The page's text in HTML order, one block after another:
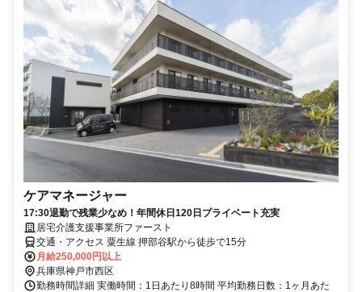
ケアマネージャー
17:30退勤で残業少なめ！年間休日120日プライベート充実
居宅介護支援事業所ファースト
交通・アクセス 粟生線 押部谷駅から徒歩で15分
月給250,000円以上
兵庫県神戸市西区
勤務時間詳細 実働時間：1日あたり8時間 平均勤務日数：1ヶ月あた